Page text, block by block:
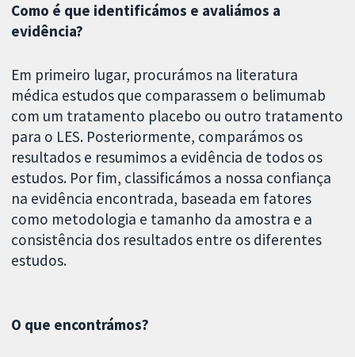
Como é que identificámos e avaliámos a
evidência?
Em primeiro lugar, procurámos na literatura
médica estudos que comparassem o belimumab
com um tratamento placebo ou outro tratamento
para o LES. Posteriormente, comparámos os
resultados e resumimos a evidência de todos os
estudos. Por fim, classificámos a nossa confiança
na evidência encontrada, baseada em fatores
como metodologia e tamanho da amostra e a
consistência dos resultados entre os diferentes
estudos.
O que encontrámos?